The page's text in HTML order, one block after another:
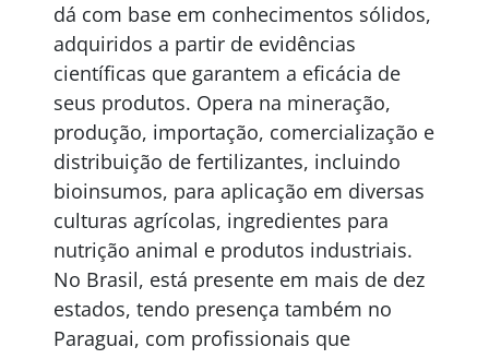
dá com base em conhecimentos sólidos,
adquiridos a partir de evidências
científicas que garantem a eficácia de
seus produtos. Opera na mineração,
produção, importação, comercialização e
distribuição de fertilizantes, incluindo
bioinsumos, para aplicação em diversas
culturas agrícolas, ingredientes para
nutrição animal e produtos industriais.
No Brasil, está presente em mais de dez
estados, tendo presença também no
Paraguai, com profissionais que